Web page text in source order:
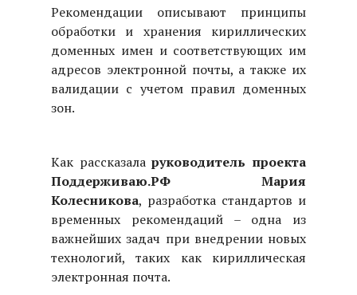
Рекомендации описывают принципы
обработки и хранения кириллических
доменных имен и соответствующих им
адресов электронной почты, а также их
валидации с учетом правил доменных
зон.
Как рассказаларуководитель проекта
Поддерживаю.РФ Мария
Колесникова, разработка стандартов и
временных рекомендаций – одна из
важнейших задач при внедрении новых
технологий, таких как кириллическая
электронная почта.